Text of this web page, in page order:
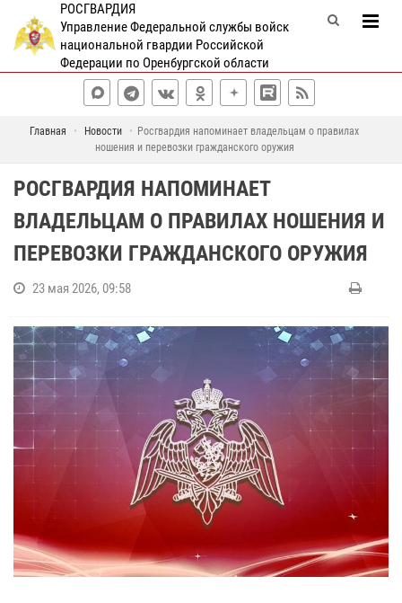
РОСГВАРДИЯ
Управление Федеральной службы войск
национальной гвардии Российской
Федерации по Оренбургской области
Главная Новости
Росгвардия напоминает владельцам о правилах
ношения и перевозки гражданского оружия
РОСГВАРДИЯ НАПОМИНАЕТ
ВЛАДЕЛЬЦАМ О ПРАВИЛАХ НОШЕНИЯ И
ПЕРЕВОЗКИ ГРАЖДАНСКОГО ОРУЖИЯ
23 мая 2026, 09:58